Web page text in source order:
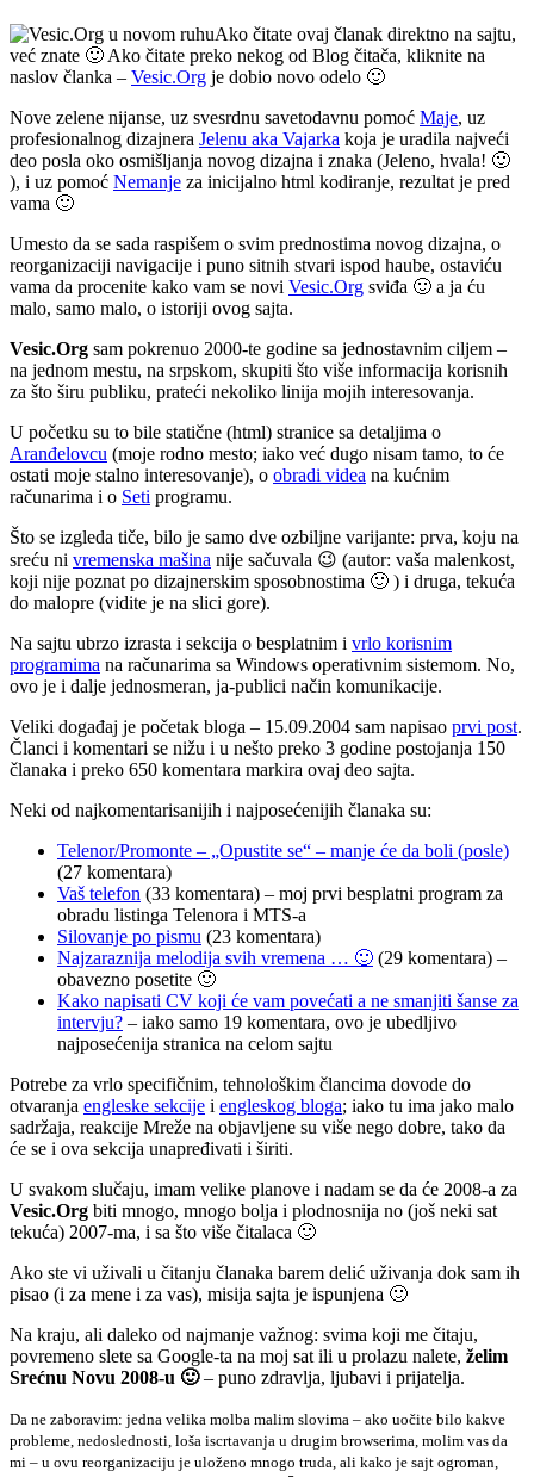
Ako čitate ovaj članak direktno na sajtu,
već znate 🙂 Ako čitate preko nekog od Blog čitača, kliknite na
naslov članka – Vesic.Org je dobio novo odelo 🙂
Nove zelene nijanse, uz svesrdnu savetodavnu pomoć Maje, uz
profesionalnog dizajnera Jelenu aka Vajarka koja je uradila najveći
deo posla oko osmišljanja novog dizajna i znaka (Jeleno, hvala! 🙂
), i uz pomoć Nemanje za inicijalno html kodiranje, rezultat je pred
vama 🙂
Umesto da se sada raspišem o svim prednostima novog dizajna, o
reorganizaciji navigacije i puno sitnih stvari ispod haube, ostaviću
vama da procenite kako vam se novi Vesic.Org sviđa 🙂 a ja ću
malo, samo malo, o istoriji ovog sajta.
Vesic.Org sam pokrenuo 2000-te godine sa jednostavnim ciljem –
na jednom mestu, na srpskom, skupiti što više informacija korisnih
za što širu publiku, prateći nekoliko linija mojih interesovanja.
U početku su to bile statične (html) stranice sa detaljima o
Aranđelovcu (moje rodno mesto; iako već dugo nisam tamo, to će
ostati moje stalno interesovanje), o obradi videa na kućnim
računarima i o Seti programu.
Što se izgleda tiče, bilo je samo dve ozbiljne varijante: prva, koju na
sreću ni vremenska mašina nije sačuvala 😉 (autor: vaša malenkost,
koji nije poznat po dizajnerskim sposobnostima 🙂 ) i druga, tekuća
do malopre (vidite je na slici gore).
Na sajtu ubrzo izrasta i sekcija o besplatnim i vrlo korisnim
programima na računarima sa Windows operativnim sistemom. No,
ovo je i dalje jednosmeran, ja-publici način komunikacije.
Veliki događaj je početak bloga – 15.09.2004 sam napisao prvi post.
Članci i komentari se nižu i u nešto preko 3 godine postojanja 150
članaka i preko 650 komentara markira ovaj deo sajta.
Neki od najkomentarisanijih i najposećenijih članaka su:
Telenor/Promonte – „Opustite se“ – manje će da boli (posle)
(27 komentara)
Vaš telefon (33 komentara) – moj prvi besplatni program za
obradu listinga Telenora i MTS-a
Silovanje po pismu (23 komentara)
Najzaraznija melodija svih vremena … 🙂 (29 komentara) –
obavezno posetite 🙂
Kako napisati CV koji će vam povećati a ne smanjiti šanse za
intervju? – iako samo 19 komentara, ovo je ubedljivo
najposećenija stranica na celom sajtu
Potrebe za vrlo specifičnim, tehnološkim člancima dovode do
otvaranja engleske sekcije i engleskog bloga; iako tu ima jako malo
sadržaja, reakcije Mreže na objavljene su više nego dobre, tako da
će se i ova sekcija unapređivati i širiti.
U svakom slučaju, imam velike planove i nadam se da će 2008-a za
Vesic.Org biti mnogo, mnogo bolja i plodnosnija no (još neki sat
tekuća) 2007-ma, i sa što više čitalaca 🙂
Ako ste vi uživali u čitanju članaka barem delić uživanja dok sam ih
pisao (i za mene i za vas), misija sajta je ispunjena 🙂
Na kraju, ali daleko od najmanje važnog: svima koji me čitaju,
povremeno slete sa Google-ta na moj sat ili u prolazu nalete, želim
Srećnu Novu 2008-u 🙂– puno zdravlja, ljubavi i prijatelja.
Da ne zaboravim: jedna velika molba malim slovima – ako uočite bilo kakve
probleme, nedoslednosti, loša iscrtavanja u drugim browserima, molim vas da
mi – u ovu reorganizaciju je uloženo mnogo truda, ali kako je sajt ogroman,